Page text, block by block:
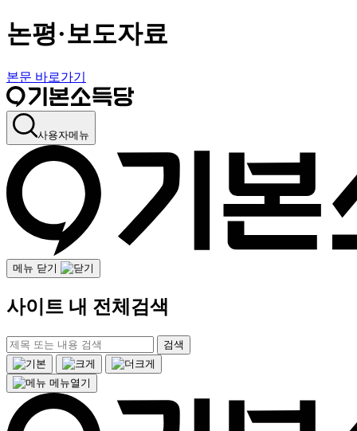
논평·보도자료
본문 바로가기
사용자메뉴
메뉴 닫기
사이트 내 전체검색
검색
메뉴열기